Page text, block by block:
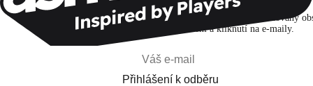
Přihlašuji se k odběru, abych objevoval hry, novinky a personalizovaný
na základě svých zájmů a svých otevření a kliknutí na e-maily.
Přihlášení k odběru